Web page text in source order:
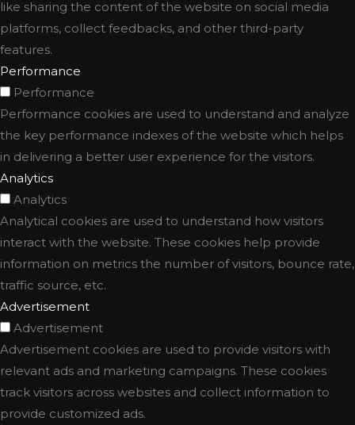
like sharing the content of the website on social media
platforms, collect feedbacks, and other third-party
features.
Performance
Performance
Performance cookies are used to understand and analyze
the key performance indexes of the website which helps
in delivering a better user experience for the visitors.
Analytics
Analytics
Analytical cookies are used to understand how visitors
interact with the website. These cookies help provide
information on metrics the number of visitors, bounce rate,
traffic source, etc.
Advertisement
Advertisement
Advertisement cookies are used to provide visitors with
relevant ads and marketing campaigns. These cookies
track visitors across websites and collect information to
provide customized ads.